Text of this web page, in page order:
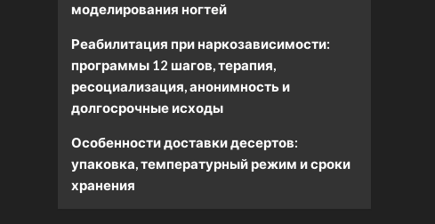
моделирования ногтей
Реабилитация при наркозависимости:
программы 12 шагов, терапия,
ресоциализация, анонимность и
долгосрочные исходы
Особенности доставки десертов:
упаковка, температурный режим и сроки
хранения